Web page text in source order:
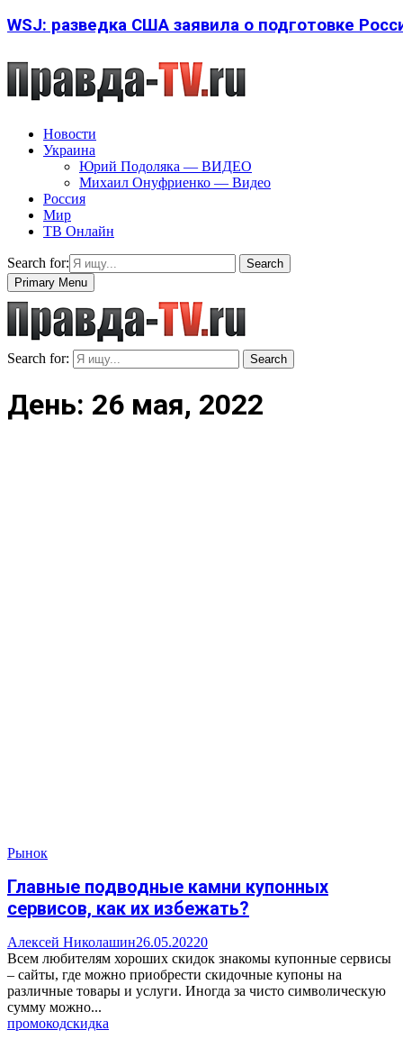
WSJ: разведка США заявила о подготовке
Новости
Украина
Юрий Подоляка — ВИДЕО
Михаил Онуфриенко — Видео
Россия
Мир
ТВ Онлайн
Search for:
Search
Primary Menu
Search for: Search
День: 26 мая, 2022
Рынок
Главные подводные камни купонных
сервисов, как их избежать?
Алексей Николашин26.05.20220
Всем любителям хороших скидок знакомы купонные сервисы
– сайты, где можно приобрести скидочные купоны на
различные товары и услуги. Иногда за чисто символическую
сумму можно...
промокодскидка